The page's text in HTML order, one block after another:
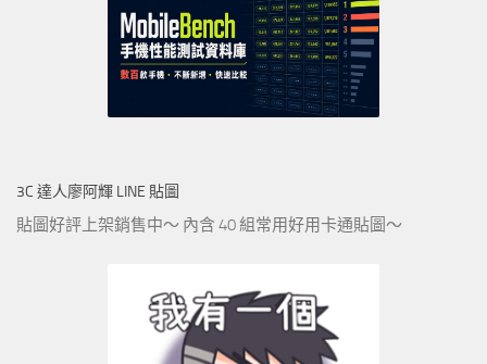
3C 達人廖阿輝 LINE 貼圖
貼圖好評上架銷售中～ 內含 40 組常用好用卡通貼圖～